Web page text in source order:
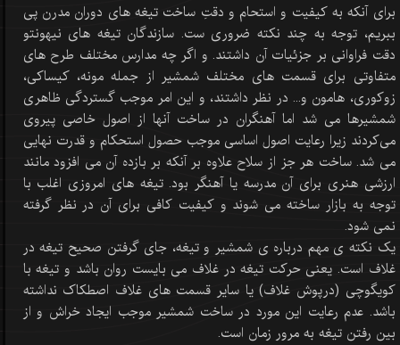
برای آنکه به کیفیت و استحام و دقتِ ساخت تیغه های دوران مدرن پی
ببریم، توجه به چند نکته ضروری ست. سازندگان تیغه های نیهونتو
دقت فراوانی بر جزئیات آن داشتند. و اگر چه مدارس مختلف طرح های
متفاوتی برای قسمت های مختلف شمشیر از جمله مونه، کیساکی،
زوکوری، هامون و... در نظر داشتند، و این امر موجب گستردگی ظاهری
شمشیرها می شد اما آهنگران در ساخت آنها از اصول خاصی پیروی
می‌کردند زیرا رعایت اصول اساسی موجب حصول استحکام و قدرت نهایی
می شد. ساخت هر جز از سلاح علاوه بر آنکه بر بازده آن می افزود مانند
ارزشی هنری برای آن مدرسه یا آهنگر بود. تیغه های امروزی اغلب با
توجه به بازار ساخته می شوند و کیفیت کافی برای آن در نظر گرفته
نمی شود.
یک نکته ی مهم درباره ی شمشیر و تیغه، جای گرفتن صحیح تیغه در
غلاف است. یعنی حرکت تیغه در غلاف می بایست روان باشد و تیغه با
کویگوچی (درپوش غلاف) یا سایر قسمت های غلاف اصطکاک نداشته
باشد. عدم رعایت این مورد در ساخت شمشیر موجب ایجاد خراش و از
بین رفتن تیغه به مرور زمان است.